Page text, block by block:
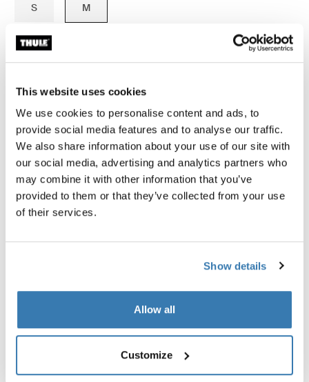
This website uses cookies
We use cookies to personalise content and ads, to
provide social media features and to analyse our traffic.
We also share information about your use of our site with
our social media, advertising and analytics partners who
may combine it with other information that you’ve
provided to them or that they’ve collected from your use
of their services.
Show details
Allow all
Customize
S M
Garantía Thule
Encontrar en tienda
Ayuda a mantener el frío alejado y las aventuras en
marcha todo el año.
Toggle techspec
Especificaciones técnicas
Toggle guides and instructions